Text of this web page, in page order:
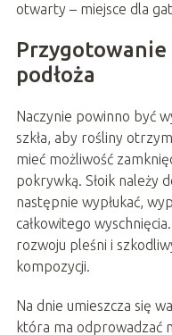
otwarty – miejsce dla
Przygotowanie
podłoża
Naczynie powinno być
szkła, aby rośliny
mieć możliwość
pokrywką. Słoik należy
następnie wypłukać,
całkowitego
rozwoju pleśni i
kompozycji.
Na dnie umieszcza się
która ma odprowadzać